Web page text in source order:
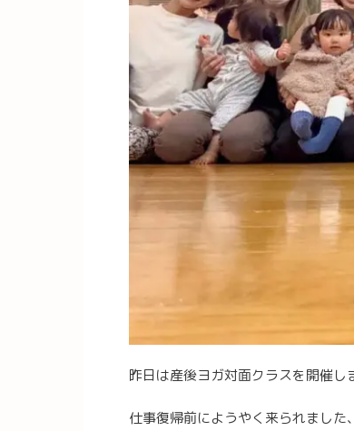
昨日は産後ヨガ対面クラスを開催し
仕事復帰前にようやく来られました